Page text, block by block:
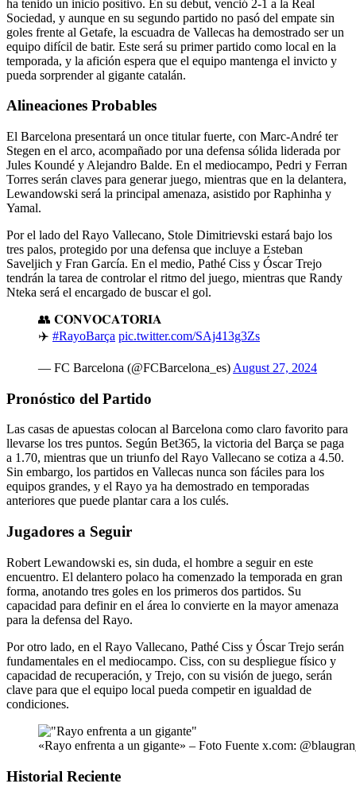
ha tenido un inicio positivo. En su debut, venció 2-1 a la Real
Sociedad, y aunque en su segundo partido no pasó del empate sin
goles frente al Getafe, la escuadra de Vallecas ha demostrado ser un
equipo difícil de batir. Este será su primer partido como local en la
temporada, y la afición espera que el equipo mantenga el invicto y
pueda sorprender al gigante catalán.
Alineaciones Probables
El Barcelona presentará un once titular fuerte, con Marc-André ter
Stegen en el arco, acompañado por una defensa sólida liderada por
Jules Koundé y Alejandro Balde. En el mediocampo, Pedri y Ferran
Torres serán claves para generar juego, mientras que en la delantera,
Lewandowski será la principal amenaza, asistido por Raphinha y
Yamal.
Por el lado del Rayo Vallecano, Stole Dimitrievski estará bajo los
tres palos, protegido por una defensa que incluye a Esteban
Saveljich y Fran García. En el medio, Pathé Ciss y Óscar Trejo
tendrán la tarea de controlar el ritmo del juego, mientras que Randy
Nteka será el encargado de buscar el gol.
👥 𝐂𝐎𝐍𝐕𝐎𝐂𝐀𝐓𝐎𝐑𝐈𝐀
✈️ #RayoBarça pic.twitter.com/SAj413g3Zs
— FC Barcelona (@FCBarcelona_es) August 27, 2024
Pronóstico del Partido
Las casas de apuestas colocan al Barcelona como claro favorito para
llevarse los tres puntos. Según Bet365, la victoria del Barça se paga
a 1.70, mientras que un triunfo del Rayo Vallecano se cotiza a 4.50.
Sin embargo, los partidos en Vallecas nunca son fáciles para los
equipos grandes, y el Rayo ya ha demostrado en temporadas
anteriores que puede plantar cara a los culés.
Jugadores a Seguir
Robert Lewandowski es, sin duda, el hombre a seguir en este
encuentro. El delantero polaco ha comenzado la temporada en gran
forma, anotando tres goles en los primeros dos partidos. Su
capacidad para definir en el área lo convierte en la mayor amenaza
para la defensa del Rayo.
Por otro lado, en el Rayo Vallecano, Pathé Ciss y Óscar Trejo serán
fundamentales en el mediocampo. Ciss, con su despliegue físico y
capacidad de recuperación, y Trejo, con su visión de juego, serán
clave para que el equipo local pueda competir en igualdad de
condiciones.
«Rayo enfrenta a un gigante» – Foto Fuente x.com:
Historial Reciente